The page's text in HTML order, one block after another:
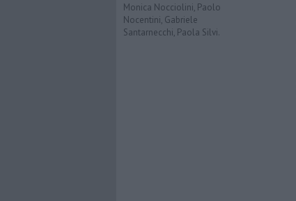
Monica Nocciolini, Paolo
Nocentini, Gabriele
Santarnecchi, Paola Silvi.